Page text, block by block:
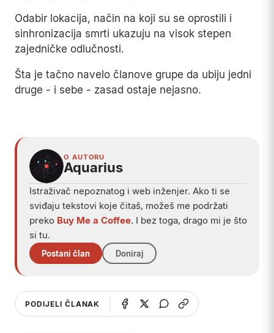
Odabir lokacija, način na koji su se oprostili i
sinhronizacija smrti ukazuju na visok stepen
zajedničke odlučnosti.
Šta je tačno navelo članove grupe da ubiju jedni
druge - i sebe - zasad ostaje nejasno.
O AUTORU
Aquarius
Istraživač nepoznatog i web inženjer. Ako ti se
sviđaju tekstovi koje čitaš, možeš me podržati
preko Buy Me a Coffee. I bez toga, drago mi je što
si tu.
Postani član Doniraj
PODIJELI ČLANAK